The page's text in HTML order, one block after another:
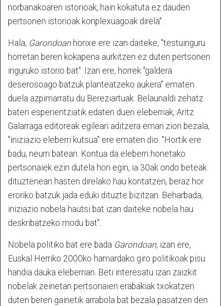
norbanakoaren istorioak, hain kokatuta ez dauden
pertsonen istorioak konplexuagoak direla".
Hala, Garondoan horixe ere izan daiteke, "testuinguru
horretan beren kokapena aurkitzen ez duten pertsonen
inguruko istorio bat". Izan ere, horrek "galdera
deserosoago batzuk planteatzeko aukera" ematen
duela azpimarratu du Bereziartuak. Belaunaldi zehatz
baten esperientziatik edaten duen eleberriak, Aritz
Galarraga editoreak egileari aditzera eman zion bezala,
"iniziazio eleberri kutsua" ere ematen dio. "Hortik ere
badu, neurri batean. Kontua da eleberri honetako
pertsonaiek ezin dutela hori egin, ia 30ak ondo beteak
dituztenean hasten direlako hau kontatzen, beraz hor
eroriko batzuk jada eduki dituzte bizitzan. Beharbada,
iniziazio nobela hautsi bat izan daiteke nobela hau
deskribatzeko modu bat".
Nobela politiko bat ere bada Garondoan, izan ere,
Euskal Herriko 2000ko hamardako giro politikoak pisu
handia dauka eleberrian. Beti interesatu izan zaizkit
nobelak zeinetan pertsonaien erabakiak txokatzen
duten beren gainetik arrabola bat bezala pasatzen den